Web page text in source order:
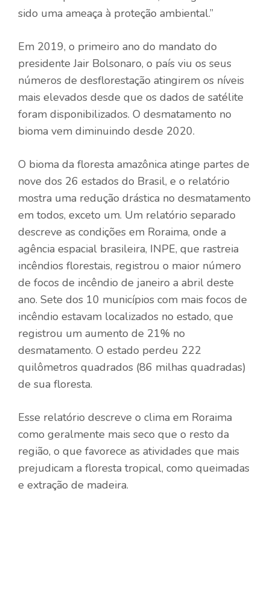
sido uma ameaça à proteção ambiental.”
Em 2019, o primeiro ano do mandato do
presidente Jair Bolsonaro, o país viu os seus
números de desflorestação atingirem os níveis
mais elevados desde que os dados de satélite
foram disponibilizados. O desmatamento no
bioma vem diminuindo desde 2020.
O bioma da floresta amazônica atinge partes de
nove dos 26 estados do Brasil, e o relatório
mostra uma redução drástica no desmatamento
em todos, exceto um. Um relatório separado
descreve as condições em Roraima, onde a
agência espacial brasileira, INPE, que rastreia
incêndios florestais, registrou o maior número
de focos de incêndio de janeiro a abril deste
ano. Sete dos 10 municípios com mais focos de
incêndio estavam localizados no estado, que
registrou um aumento de 21% no
desmatamento. O estado perdeu 222
quilômetros quadrados (86 milhas quadradas)
de sua floresta.
Esse relatório descreve o clima em Roraima
como geralmente mais seco que o resto da
região, o que favorece as atividades que mais
prejudicam a floresta tropical, como queimadas
e extração de madeira.